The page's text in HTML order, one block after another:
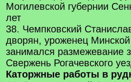
Могилевской губернии
лет
38. Чемпковский
дворян, уроженец Минской
занимался размежевание
Свержень Рогачевского
Каторжные работы в